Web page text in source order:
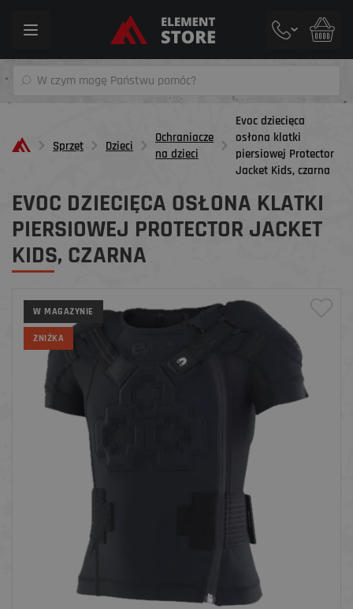
Toggle
Sprzęt Dzieci
Ochraniacze
na dzieci
Evoc dziecięca
osłona klatki
piersiowej Protector
Jacket Kids, czarna
EVOC DZIECIĘCA OSŁONA KLATKI
PIERSIOWEJ PROTECTOR JACKET
KIDS, CZARNA
W MAGAZYNIE
ZNIŻKA